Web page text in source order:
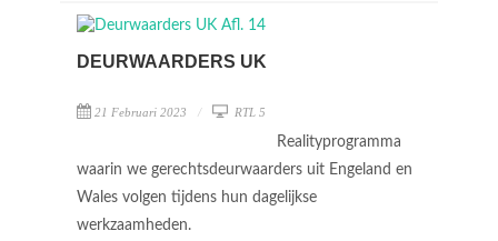
DEURWAARDERS UK
21 Februari 2023 RTL 5
Realityprogramma
waarin we gerechtsdeurwaarders uit Engeland en
Wales volgen tijdens hun dagelijkse
werkzaamheden.